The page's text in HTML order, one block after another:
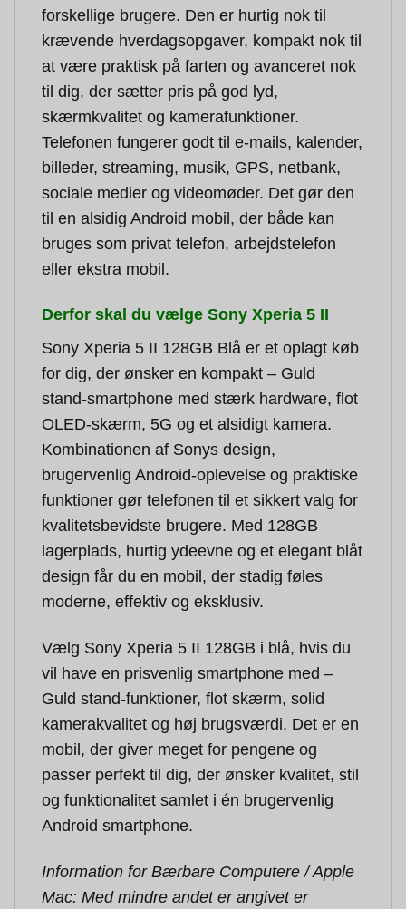
forskellige brugere. Den er hurtig nok til
krævende hverdagsopgaver, kompakt nok til
at være praktisk på farten og avanceret nok
til dig, der sætter pris på god lyd,
skærmkvalitet og kamerafunktioner.
Telefonen fungerer godt til e-mails, kalender,
billeder, streaming, musik, GPS, netbank,
sociale medier og videomøder. Det gør den
til en alsidig Android mobil, der både kan
bruges som privat telefon, arbejdstelefon
eller ekstra mobil.
Derfor skal du vælge Sony Xperia 5 II
Sony Xperia 5 II 128GB Blå er et oplagt køb
for dig, der ønsker en kompakt – Guld
stand-smartphone med stærk hardware, flot
OLED-skærm, 5G og et alsidigt kamera.
Kombinationen af Sonys design,
brugervenlig Android-oplevelse og praktiske
funktioner gør telefonen til et sikkert valg for
kvalitetsbevidste brugere. Med 128GB
lagerplads, hurtig ydeevne og et elegant blåt
design får du en mobil, der stadig føles
moderne, effektiv og eksklusiv.
Vælg Sony Xperia 5 II 128GB i blå, hvis du
vil have en prisvenlig smartphone med –
Guld stand-funktioner, flot skærm, solid
kamerakvalitet og høj brugsværdi. Det er en
mobil, der giver meget for pengene og
passer perfekt til dig, der ønsker kvalitet, stil
og funktionalitet samlet i én brugervenlig
Android smartphone.
Information for Bærbare Computere / Apple
Mac: Med mindre andet er angivet er